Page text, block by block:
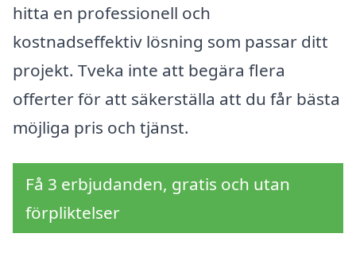
hitta en professionell och
kostnadseffektiv lösning som passar ditt
projekt. Tveka inte att begära flera
offerter för att säkerställa att du får bästa
möjliga pris och tjänst.
Få 3 erbjudanden, gratis och utan
förpliktelser